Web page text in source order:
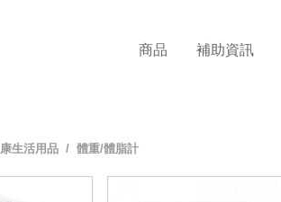
商品 補助資訊
生活用品 / 體重/體脂計